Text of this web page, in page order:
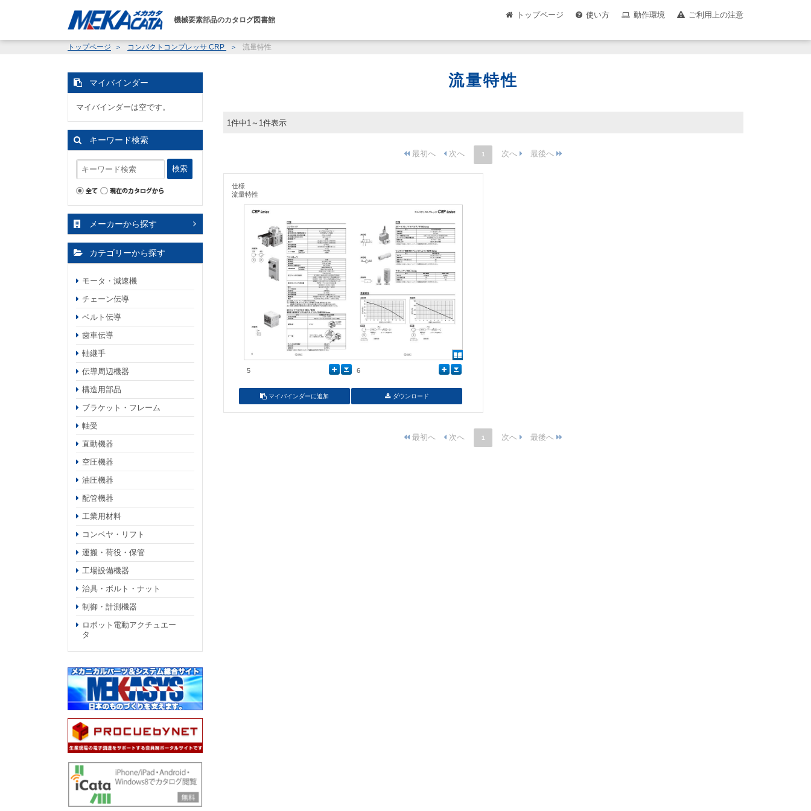
機械要素部品のカタログ図書館
トップページ 使い方 動作環境 ご利用上の注意
トップページ コンパクトコンプレッサ CRP 流量特性
流量特性
1件中1～1件表示
1
仕様
流量特性
5 6
マイバインダーに追加 ダウンロード
1
マイバインダー
マイバインダーは空です。
キーワード検索
検索
メーカーから探す
カテゴリーから探す
モータ・減速機
チェーン伝導
ベルト伝導
歯車伝導
軸継手
伝導周辺機器
構造用部品
ブラケット・フレーム
軸受
直動機器
空圧機器
油圧機器
配管機器
工業用材料
コンベヤ・リフト
運搬・荷役・保管
工場設備機器
治具・ボルト・ナット
制御・計測機器
ロボット電動アクチュエー
タ